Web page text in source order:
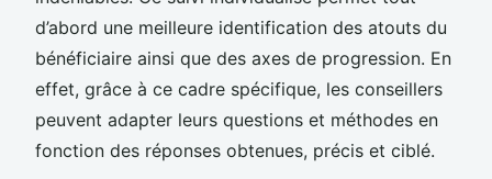
d’abord une meilleure identification des atouts du
bénéficiaire ainsi que des axes de progression. En
effet, grâce à ce cadre spécifique, les conseillers
peuvent adapter leurs questions et méthodes en
fonction des réponses obtenues, précis et ciblé.